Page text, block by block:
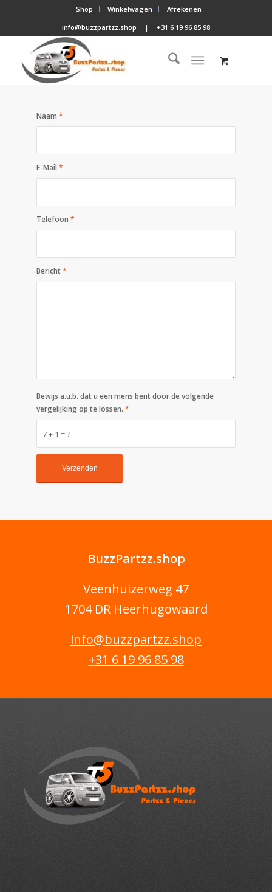
Shop Winkelwagen
Afrekenen
info@buzzpartzz.shop
| +31 6 19 96 85 98
Naam *
E-Mail *
Telefoon *
Bericht*
7 + 1 = ?
Bewijs a.u.b. dat u een mens bent door de volgende
vergelijking op te lossen. *
BuzzPartzz.shop
Veenhuizerweg 47
1704 DR Heerhugowaard
info@buzzpartzz.shop
+31 6 19 96 85 98